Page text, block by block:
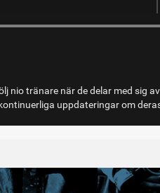
tränare när de delar med sig
uppdateringar om